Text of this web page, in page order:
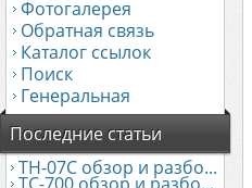
Фотогалерея
Обратная связь
Каталог ссылок
Поиск
Генеральная
Последние статьи
TH-07C обзор и разбо...